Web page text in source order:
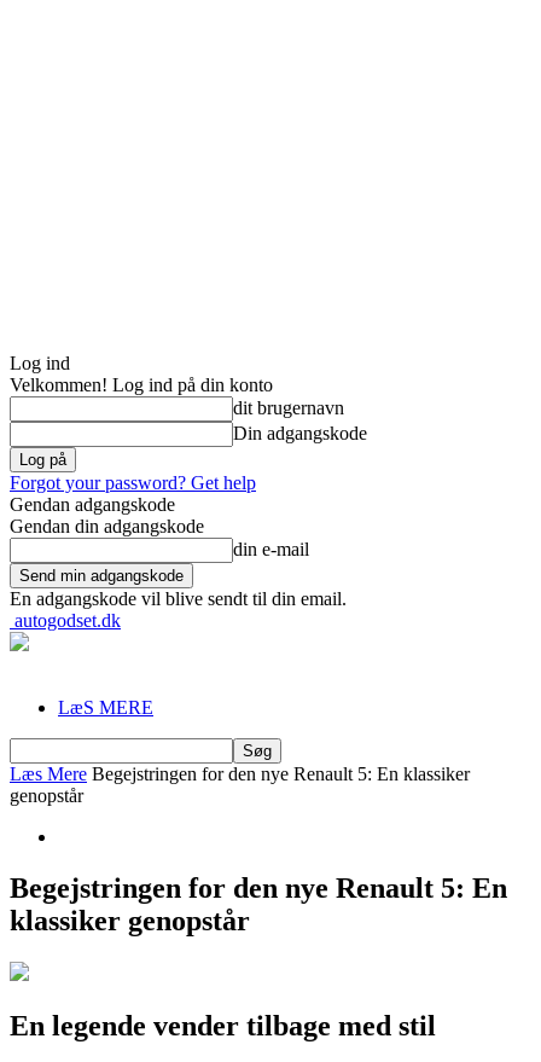
Log ind
Velkommen! Log ind på din konto
dit brugernavn
Din adgangskode
Forgot your password? Get help
Gendan adgangskode
Gendan din adgangskode
din e-mail
En adgangskode vil blive sendt til din email.
autogodset.dk
LæS MERE
Læs Mere Begejstringen for den nye Renault 5: En klassiker
genopstår
Begejstringen for den nye Renault 5: En
klassiker genopstår
En legende vender tilbage med stil